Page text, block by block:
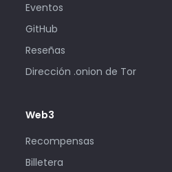
Eventos
GitHub
Reseñas
Dirección .onion de Tor
Web3
Recompensas
Billetera